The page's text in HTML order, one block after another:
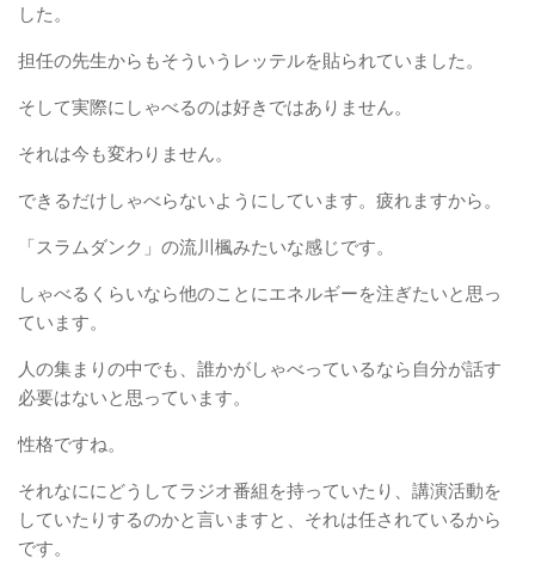
した。
担任の先生からもそういうレッテルを貼られていました。
そして実際にしゃべるのは好きではありません。
それは今も変わりません。
できるだけしゃべらないようにしています。疲れますから。
「スラムダンク」の流川楓みたいな感じです。
しゃべるくらいなら他のことにエネルギーを注ぎたいと思っ
ています。
人の集まりの中でも、誰かがしゃべっているなら自分が話す
必要はないと思っています。
性格ですね。
それなににどうしてラジオ番組を持っていたり、講演活動を
していたりするのかと言いますと、それは任されているから
です。